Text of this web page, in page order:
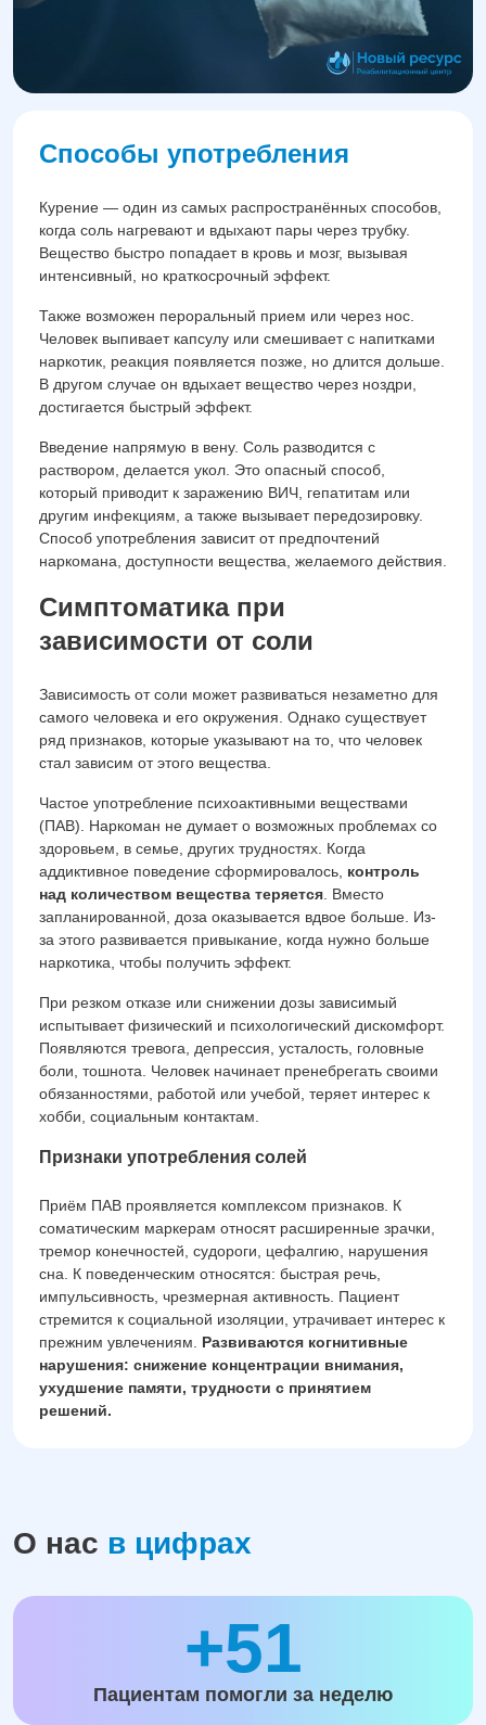
Способы употребления
Курение — один из самых распространённых способов,
когда соль нагревают и вдыхают пары через трубку.
Вещество быстро попадает в кровь и мозг, вызывая
интенсивный, но краткосрочный эффект.
Также возможен пероральный прием или через нос.
Человек выпивает капсулу или смешивает с напитками
наркотик, реакция появляется позже, но длится дольше.
В другом случае он вдыхает вещество через ноздри,
достигается быстрый эффект.
Введение напрямую в вену. Соль разводится с
раствором, делается укол. Это опасный способ,
который приводит к заражению ВИЧ, гепатитам или
другим инфекциям, а также вызывает передозировку.
Способ употребления зависит от предпочтений
наркомана, доступности вещества, желаемого действия.
Симптоматика при
зависимости от соли
Зависимость от соли может развиваться незаметно для
самого человека и его окружения. Однако существует
ряд признаков, которые указывают на то, что человек
стал зависим от этого вещества.
Частое употребление психоактивными веществами
(ПАВ). Наркоман не думает о возможных проблемах со
здоровьем, в семье, других трудностях. Когда
аддиктивное поведение сформировалось, контроль
над количеством вещества теряется. Вместо
запланированной, доза оказывается вдвое больше. Из-
за этого развивается привыкание, когда нужно больше
наркотика, чтобы получить эффект.
При резком отказе или снижении дозы зависимый
испытывает физический и психологический дискомфорт.
Появляются тревога, депрессия, усталость, головные
боли, тошнота. Человек начинает пренебрегать своими
обязанностями, работой или учебой, теряет интерес к
хобби, социальным контактам.
Признаки употребления солей
Приём ПАВ проявляется комплексом признаков. К
соматическим маркерам относят расширенные зрачки,
тремор конечностей, судороги, цефалгию, нарушения
сна. К поведенческим относятся: быстрая речь,
импульсивность, чрезмерная активность. Пациент
стремится к социальной изоляции, утрачивает интерес к
прежним увлечениям. Развиваются когнитивные
нарушения: снижение концентрации внимания,
ухудшение памяти, трудности с принятием
решений.
О нас в цифрах
+51
Пациентам помогли за неделю